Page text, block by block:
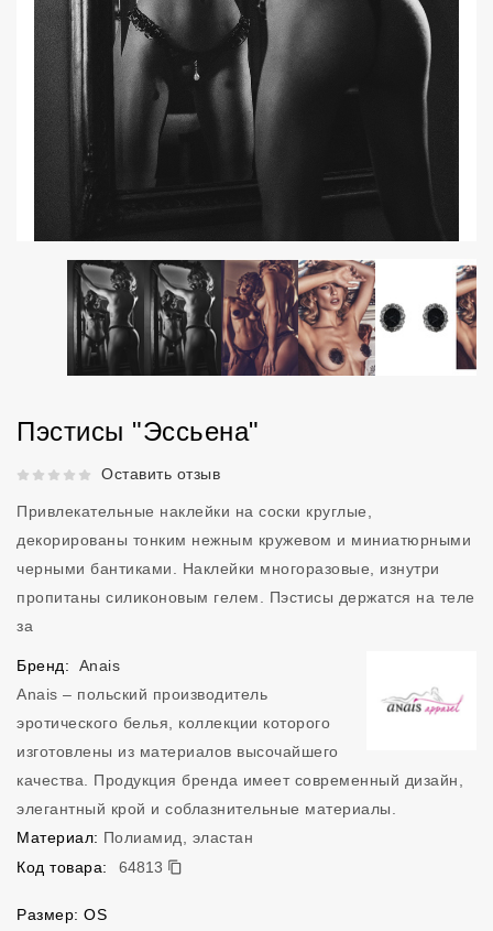
Пэстисы "Эссьена"
Рейтинг 5 из 5.Оставить отзыв
Привлекательные наклейки на соски круглые,
декорированы тонким нежным кружевом и миниатюрными
черными бантиками. Наклейки многоразовые, изнутри
пропитаны силиконовым гелем. Пэстисы держатся на теле
за
Бренд:
Anais
Anais – польский производитель
эротического белья, коллекции которого
изготовлены из материалов высочайшего
качества. Продукция бренда имеет современный дизайн,
элегантный крой и соблазнительные материалы.
Материал: Полиамид, эластан
Код товара:
64813
64813
Размер: OS